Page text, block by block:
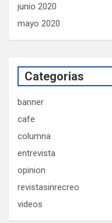
junio 2020
mayo 2020
Categorias
banner
cafe
columna
entrevista
opinion
revistasinrecreo
videos